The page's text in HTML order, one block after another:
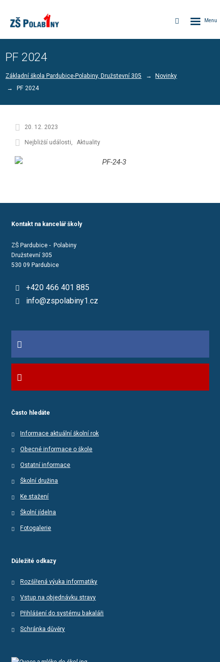
Vyhledávání
PF 2024
Základní škola Pardubice-Polabiny, Družstevní 305
Novinky
PF 2024
20. 12. 2023
Nejbližší události Aktuality
Kontakt na kancelář školy
ZŠ Pardubice - Polabiny
Družstevní 305
530 09 Pardubice
+420 466 401 885
info@zspolabiny1.cz
Často hledáte
Informace aktuální školní rok
Obecné informace o škole
Ostatní informace
Školní družina
Ke stažení
Školní jídelna
Fotogalerie
Důležité odkazy
Rozšířená výuka informatiky
Vstup na objednávku stravy
Přihlášení do systému bakaláři
Schránka důvěry